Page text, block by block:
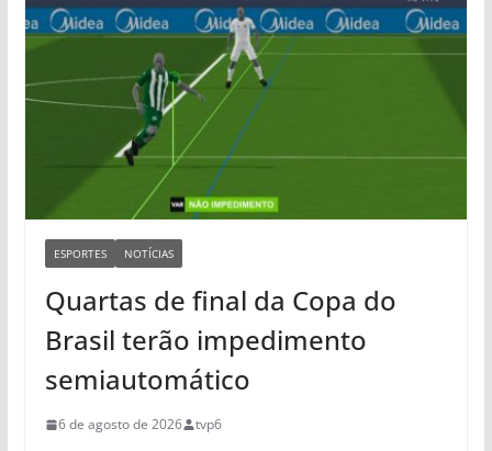
ESPORTES NOTÍCIAS
Quartas de final da Copa do
Brasil terão impedimento
semiautomático
6 de agosto de 2026 tvp6